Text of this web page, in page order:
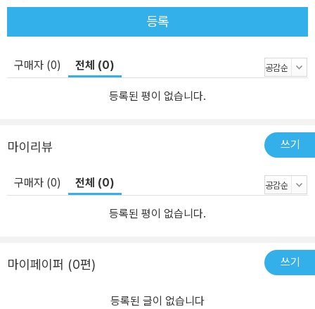
등록
구매자 (0) 전체 (0)
등록된 평이 없습니다.
마이리뷰 쓰기
구매자 (0) 전체 (0)
등록된 평이 없습니다.
마이페이퍼 (0편) 쓰기
등록된 글이 없습니다